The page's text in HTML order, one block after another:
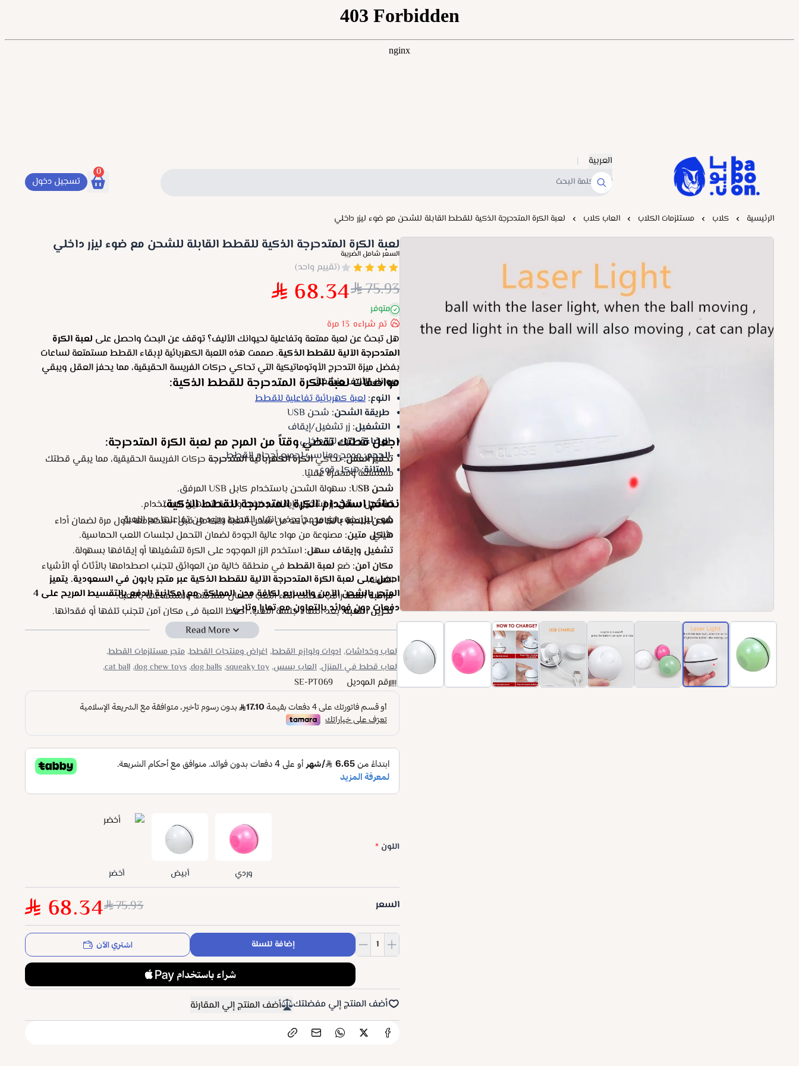
Baboonstore
العربية |
0
تسجيل دخول
الرئيسية كلاب مستلزمات الكلاب العاب كلاب لعبة الكرة المتدحرجة الذكية للقطط القابلة للشحن مع ضوء ليزر داخلي
لعبة الكرة المتدحرجة الذكية للقطط القابلة للشحن مع ضوء ليزر داخلي
السعر شامل الضريبة
(تقييم واحد)
75.93
68.34
متوفر
تم شراءه 13 مرة
هل تبحث عن لعبة ممتعة وتفاعلية لحيوانك الأليف؟ توقف عن البحث واحصل على لعبة الكرة
المتدحرجة الآلية للقطط الذكية. صممت هذه اللعبة الكهربائية لإبقاء القطط مستمتعة لساعات
بفضل ميزة التدحرج الأوتوماتيكية التي تحاكي حركات الفريسة الحقيقية، مما يحفز العقل ويبقي
حيوانك الأليف منشغلاً.
مواصفات لعبة الكرة المتدحرجة للقطط الذكية:
النوع: لعبة كهربائية تفاعلية للقطط
طريقة الشحن: شحن USB
التشغيل: زر تشغيل/إيقاف
الإضاءة:ضوء ليزر داخلي
الحجم:مدمج ومناسب لجميع أحجام القطط
المتانة:هيكل قوي
اجعل قطتك تقضي وقتاً من المرح مع لعبة الكرة المتدحرجة:
تحفيز العقل:تحاكيالكرة الكهربائية المتدحرجة حركات الفريسة الحقيقية، مما يبقي قطتك
مستمتعة ومحفزة عقليًا.
شحن USB:
سهولة الشحن باستخدام كابل USB المرفق.
تشغيل سهل:زر تشغيل/إيقاف بضغط واحدة لتسهيل الاستخدام.
ضوء ليزر:ضوء ليزر مدمج يجذب انتباه القطط ويزيد من تفاعلها مع اللعبة.
هيكل متين: مصنوعة من مواد عالية الجودة لضمان التحمل لجلسات اللعب الحماسية.
نصائح استخدام الكرة المتدحرجة للقطط الذكية:
شحن اللعبة بالكامل:تأكد من شحن اللعبة بالكامل قبل استخدامها لأول مرة لضمان أداء
مثالي.
تشغيل وإيقاف سهل: استخدم الزر الموجود على الكرة لتشغيلها أو إيقافها بسهولة.
مكان آمن: ضع لعبة القطط في منطقة خالية من العوائق لتجنب اصطدامها بالأثاث أو الأشياء
الثمينة.
مراقبة القط:راقب قطتك أثناء اللعب لضمان سلامتها واستمتاعها باللعبة.
تخزين اللعبة:بعد انتهاء جلسة اللعب، احفظ اللعبة في مكان آمن لتجنب تلفها أو فقدانها.
احصل على لعبة الكرة المتدحرجة الآلية للقطط الذكية عبر متجر بابون في السعودية. يتميز
المتجر بالشحن الآمن والسريع لكافة مدن المملكة، مع إمكانية الدفع بالتقسيط المريح على 4
دفعات دون فوائد بالتعاون مع تمارا وتابي.
ألعاب وخداشات, ادوات ولوازم القطط, اغراض ومنتجات القطط, متجر مستلزمات القطط,
العاب قطط في المنزل, العاب بسس, squeaky toy,
dog balls,
dog chew toys,
cat ball,
رقم الموديل SE-PT069
اللون *
وردي أبيض أخضر
السعر 75.93
68.34
إضافة للسلة اشتري الآن
أضف المنتج إلي مفضلتك أضف المنتج إلي المقارنة